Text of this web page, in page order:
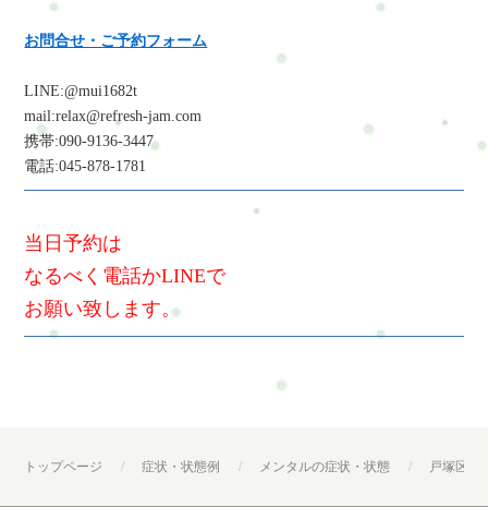
お問合せ・ご予約フォーム
LINE:@mui1682t
mail:relax@refresh-jam.com
携帯:090-9136-3447
電話:045-878-1781
当日予約は
なるべく電話かLINEで
お願い致します。
トップページ 症状・状態例 メンタルの症状・状態 戸塚区・